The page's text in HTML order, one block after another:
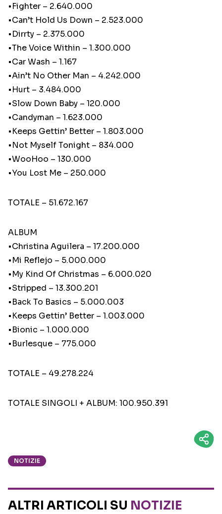
•Fighter – 2.640.000
•Can’t Hold Us Down – 2.523.000
•Dirrty – 2.375.000
•The Voice Within – 1.300.000
•Car Wash – 1.167
•Ain’t No Other Man – 4.242.000
•Hurt – 3.484.000
•Slow Down Baby – 120.000
•Candyman – 1.623.000
•Keeps Gettin’ Better – 1.803.000
•Not Myself Tonight – 834.000
•WooHoo – 130.000
•You Lost Me – 250.000
TOTALE – 51.672.167
ALBUM
•Christina Aguilera – 17.200.000
•Mi Reflejo – 5.000.000
•My Kind Of Christmas – 6.000.020
•Stripped – 13.300.201
•Back To Basics – 5.000.003
•Keeps Gettin’ Better – 1.003.000
•Bionic – 1.000.000
•Burlesque – 775.000
TOTALE – 49.278.224
TOTALE SINGOLI + ALBUM: 100.950.391
NOTIZIE
ALTRI ARTICOLI SU NOTIZIE